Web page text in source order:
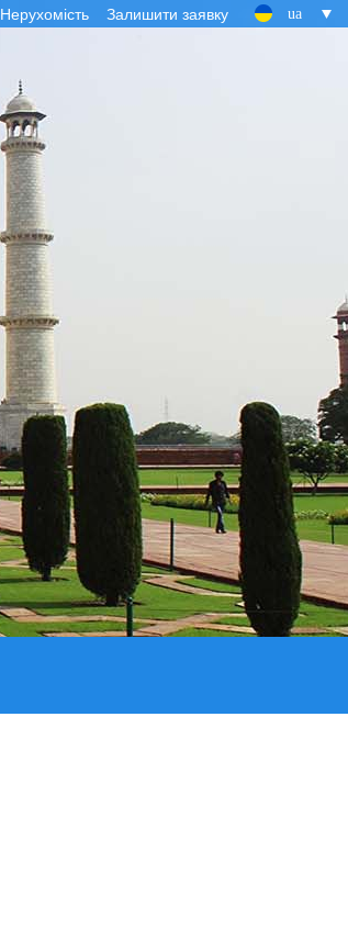
Нерухомість Залишити заявку ua